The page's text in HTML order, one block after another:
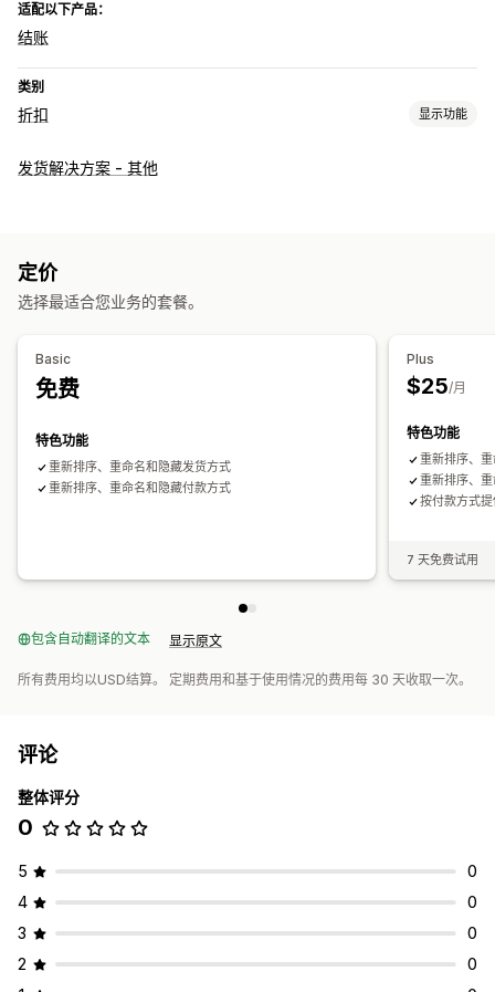
适配以下产品：
结账
类别
折扣 显示功能
折扣类型
触发器和规则
发货解决方案 - 其他
定价
选择最适合您业务的套餐。
Basic
免费
特色功能
重新排序、重命名和隐藏发货方式
重新排序、重命名和隐藏付款方式
Plus
$25/月
特色功能
重新排序、
重新排序、
按付款方式
7 天免费试用
包含自动翻译的文本 显示原文
所有费用均以USD结算。 定期费用和基于使用情况的费用每 30 天收取一次。
评论
整体评分
0
5
0
4
0
3
0
2
0